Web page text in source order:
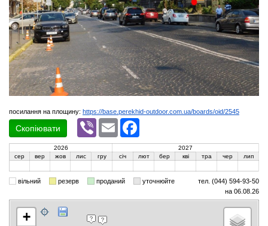
посилання на площину: https://base.perekhid-outdoor.com.ua/boards/oid/2545
Скопіювати
Viber Email
2026
2027
сер
вер жов лис гру січ лют бер кві тра чер лип
вільний резерв проданий уточнюйте
тел. (044) 594-93-50
на 06.08.26
+